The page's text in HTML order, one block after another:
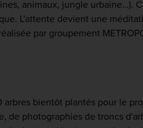
animaux, jungle urbaine…).
L'attente devient une
par groupement
bientôt plantés pour le
de photographies de troncs